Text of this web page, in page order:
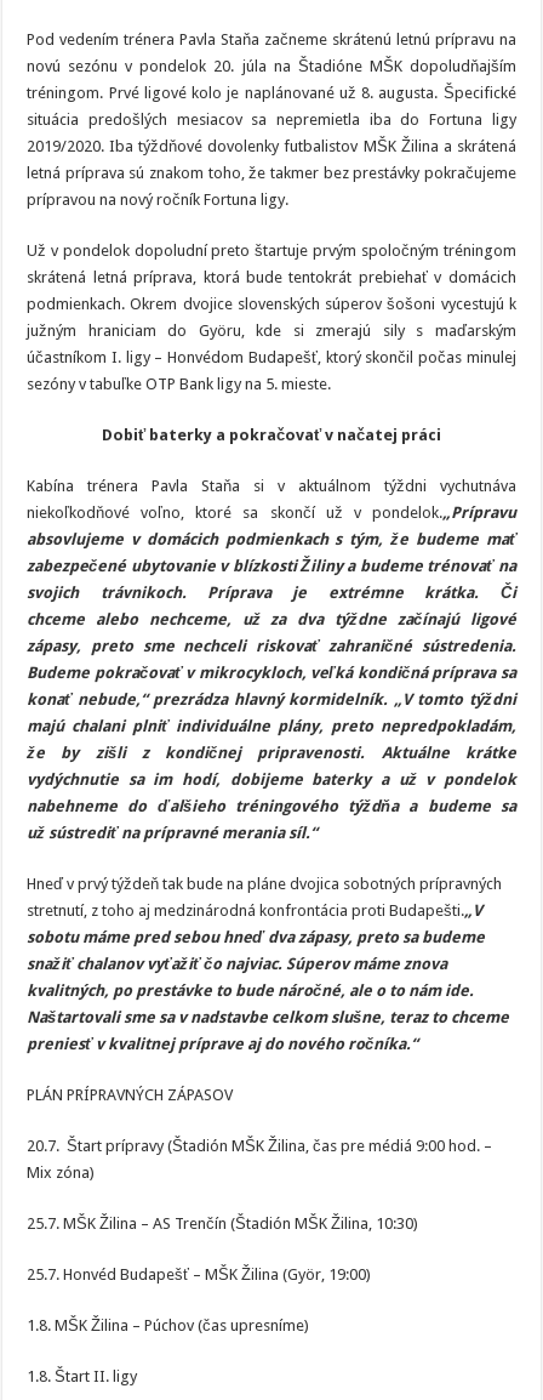
Pod vedením trénera Pavla Staňa začneme skrátenú letnú prípravu na
novú sezónu v pondelok 20. júla na Štadióne MŠK dopoludňajším
tréningom. Prvé ligové kolo je naplánované už 8. augusta. Špecifické
situácia predošlých mesiacov sa nepremietla iba do Fortuna ligy
2019/2020. Iba týždňové dovolenky futbalistov MŠK Žilina a skrátená
letná príprava sú znakom toho, že takmer bez prestávky pokračujeme
prípravou na nový ročník Fortuna ligy.
Už v pondelok dopoludní preto štartuje prvým spoločným tréningom
skrátená letná príprava, ktorá bude tentokrát prebiehať v domácich
podmienkach. Okrem dvojice slovenských súperov šošoni vycestujú k
južným hraniciam do Györu, kde si zmerajú sily s maďarským
účastníkom I. ligy – Honvédom Budapešť, ktorý skončil počas minulej
sezóny v tabuľke OTP Bank ligy na 5. mieste.
Dobiť baterky a pokračovať v načatej práci
Kabína trénera Pavla Staňa si v aktuálnom týždni vychutnáva
niekoľkodňové voľno, ktoré sa skončí už v pondelok.„Prípravu
absovlujeme v domácich podmienkach s tým, že budeme mať
zabezpečené ubytovanie v blízkosti Žiliny a budeme trénovať na
svojich trávnikoch. Príprava je extrémne krátka. Či
chceme alebo nechceme, už za dva týždne začínajú ligové
zápasy, preto sme nechceli riskovať zahraničné sústredenia.
Budeme pokračovať v mikrocykloch, veľká kondičná príprava sa
konať nebude,“ prezrádza hlavný kormidelník. „V tomto týždni
majú chalani plniť individuálne plány, preto nepredpokladám,
že by zišli z kondičnej pripravenosti. Aktuálne krátke
vydýchnutie sa im hodí, dobijeme baterky a už v pondelok
nabehneme do ďalšieho tréningového týždňa a budeme sa
už sústrediť na prípravné merania síl.“
Hneď v prvý týždeň tak bude na pláne dvojica sobotných prípravných
stretnutí, z toho aj medzinárodná konfrontácia proti Budapešti.„V
sobotu máme pred sebou hneď dva zápasy, preto sa budeme
snažiť chalanov vyťažiť čo najviac. Súperov máme znova
kvalitných, po prestávke to bude náročné, ale o to nám ide.
Naštartovali sme sa v nadstavbe celkom slušne, teraz to chceme
preniesť v kvalitnej príprave aj do nového ročníka.“
PLÁN PRÍPRAVNÝCH ZÁPASOV
20.7. Štart prípravy (Štadión MŠK Žilina, čas pre médiá 9:00 hod. –
Mix zóna)
25.7. MŠK Žilina – AS Trenčín (Štadión MŠK Žilina, 10:30)
25.7. Honvéd Budapešť – MŠK Žilina (Györ, 19:00)
1.8. MŠK Žilina – Púchov (čas upresníme)
1.8. Štart II. ligy